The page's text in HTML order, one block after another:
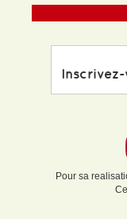
Pour sa